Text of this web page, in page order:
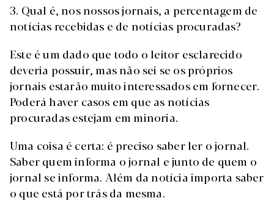
3. Qual é, nos nossos jornais, a percentagem de
notícias recebidas e de notícias procuradas?
Este é um dado que todo o leitor esclarecido
deveria possuir, mas não sei se os próprios
jornais estarão muito interessados em fornecer.
Poderá haver casos em que as notícias
procuradas estejam em minoria.
Uma coisa é certa: é preciso saber ler o jornal.
Saber quem informa o jornal e junto de quem o
jornal se informa. Além da notícia importa saber
o que está por trás da mesma.